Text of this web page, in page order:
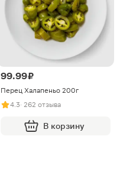
99.99 ₽
Перец Халапеньо 200г
4.3· 262 отзыва
В корзину